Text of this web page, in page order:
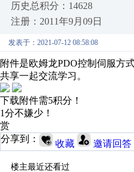
历史总积分：14628
注册：2011年9月09日
发表于：2021-07-12 08:58:08
附件是欧姆龙PDO控制伺服方
共享一起交流学习。
下载附件需5积分！
1分不嫌少！
赏
分享到：
收藏 邀请回答
楼主最近还看过